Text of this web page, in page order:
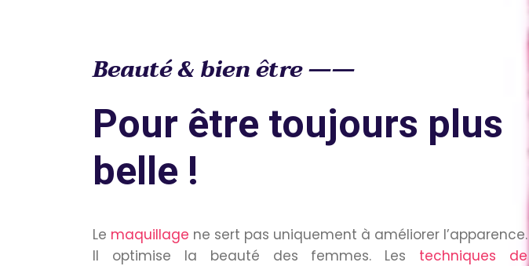
Beauté & bien être ——
Pour être toujours plus
belle !
Le maquillage ne sert pas uniquement à améliorer l’apparence.
Il optimise la beauté des femmes. Les techniques de